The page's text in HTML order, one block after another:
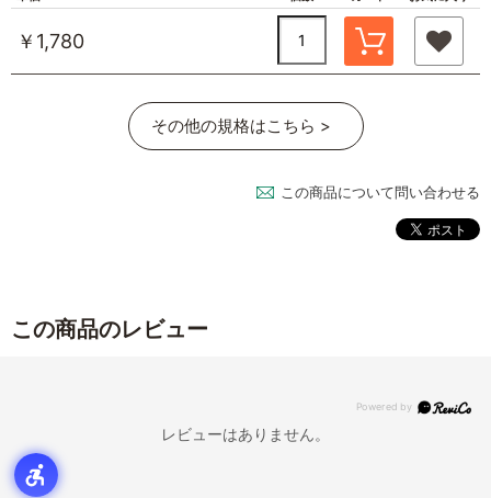
￥1,780
その他の規格はこちら >
この商品について問い合わせる
この商品のレビュー
レビューはありません。